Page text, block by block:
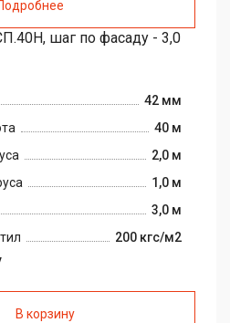
шаг по фасаду - 3,0
42 мм
40 м
2,0 м
1,0 м
3,0 м
200 кгс/м2
В корзину